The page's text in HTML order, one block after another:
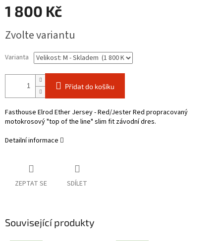
1 800 Kč
cena:
Zvolte variantu
Varianta
Přidat do košíku
Fasthouse Elrod Ether Jersey - Red/Jester Red propracovaný
motokrosový "top of the line" slim fit závodní dres.
Detailní informace
ZEPTAT SE SDÍLET
Související produkty